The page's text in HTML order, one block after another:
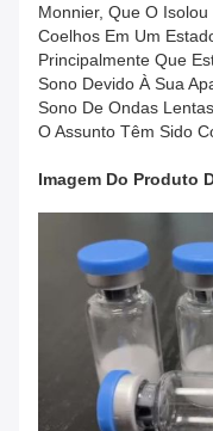
Monnier, Que O
Coelhos Em Um
Principalmente Que
Sono Devido À Sua
Sono De Ondas
O Assunto Têm Sido
Imagem Do Produto